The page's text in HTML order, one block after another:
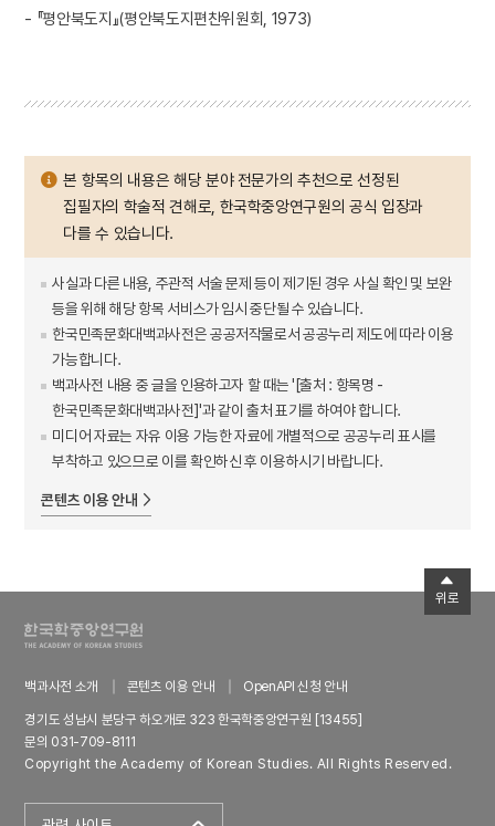
- 『평안북도지』(평안북도지편찬위원회, 1973)
본 항목의 내용은 해당 분야 전문가의 추천으로 선정된
집필자의 학술적 견해로, 한국학중앙연구원의 공식 입장과
다를 수 있습니다.
사실과 다른 내용, 주관적 서술 문제 등이 제기된 경우 사실 확인 및 보완
등을 위해 해당 항목 서비스가 임시 중단될 수 있습니다.
한국민족문화대백과사전은 공공저작물로서 공공누리 제도에 따라 이용
가능합니다.
백과사전 내용 중 글을 인용하고자 할 때는 '[출처 : 항목명 -
한국민족문화대백과사전]'과 같이 출처 표기를 하여야 합니다.
미디어 자료는 자유 이용 가능한 자료에 개별적으로 공공누리 표시를
부착하고 있으므로 이를 확인하신 후 이용하시기 바랍니다.
콘텐츠 이용 안내
백과사전 소개 콘텐츠 이용 안내
OpenAPI 신청 안내
경기도 성남시 분당구 하오개로 323 한국학중앙연구원 [13455]
문의 031-709-8111
Copyright the Academy of Korean Studies. All Rights Reserved.
위로